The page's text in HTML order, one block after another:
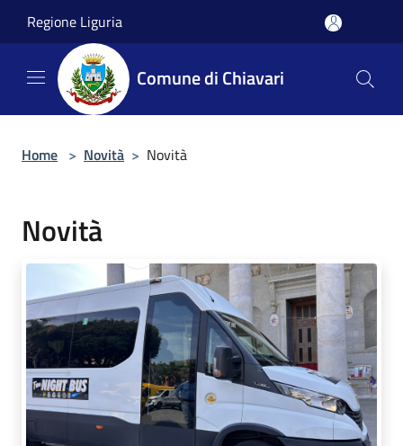
Regione Liguria
Comune di Chiavari
Home > Novità > Novità
Novità